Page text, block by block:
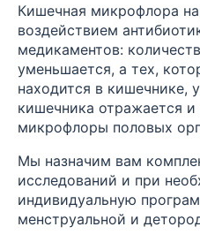
Кишечная микрофлора
воздействием
медикаментов:
уменьшается, а тех,
находится в кишечнике,
кишечника отражается и
микрофлоры половых
Мы назначим вам
исследований и при
индивидуальную
менструальной и